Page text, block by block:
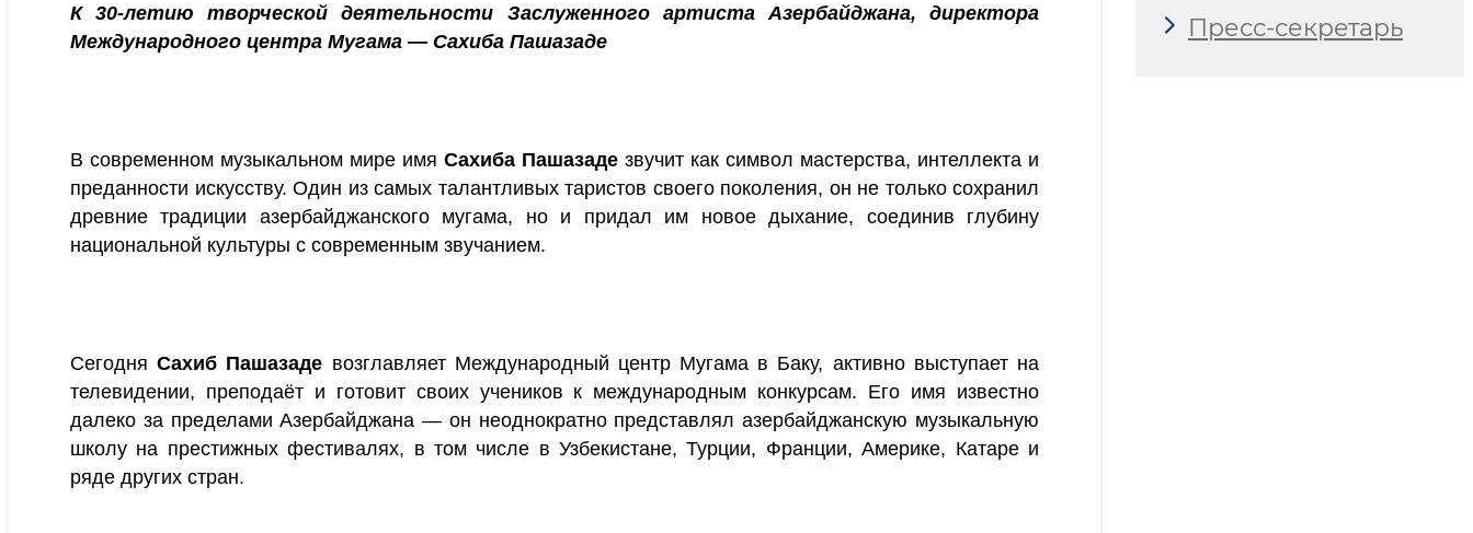
К 30-летию творческой деятельности Заслуженного артиста Азербайджана, директора
Международного центра Мугама — Сахиба Пашазаде
В современном музыкальном мире имя Сахиба Пашазаде звучит как символ мастерства, интеллекта и
преданности искусству. Один из самых талантливых таристов своего поколения, он не только сохранил
древние традиции азербайджанского мугама, но и придал им новое дыхание, соединив глубину
национальной культуры с современным звучанием.
СегодняСахиб Пашазаде возглавляет Международный центр Мугама в Баку, активно выступает на
телевидении, преподаёт и готовит своих учеников к международным конкурсам. Его имя известно
далеко за пределами Азербайджана — он неоднократно представлял азербайджанскую музыкальную
школу на престижных фестивалях, в том числе в Узбекистане, Турции, Франции, Америке, Катаре и
ряде других стран.
Пресс-секретарь